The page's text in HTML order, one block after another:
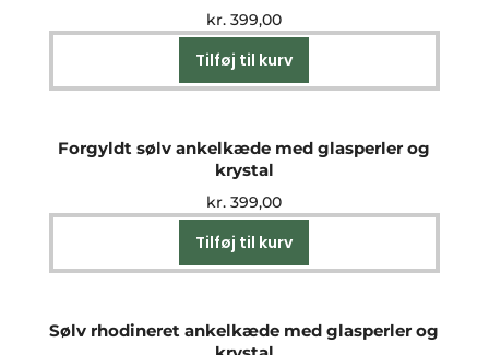
kr. 399,00
Tilføj til kurv
Forgyldt sølv ankelkæde med glasperler og
krystal
kr. 399,00
Tilføj til kurv
Sølv rhodineret ankelkæde med glasperler og